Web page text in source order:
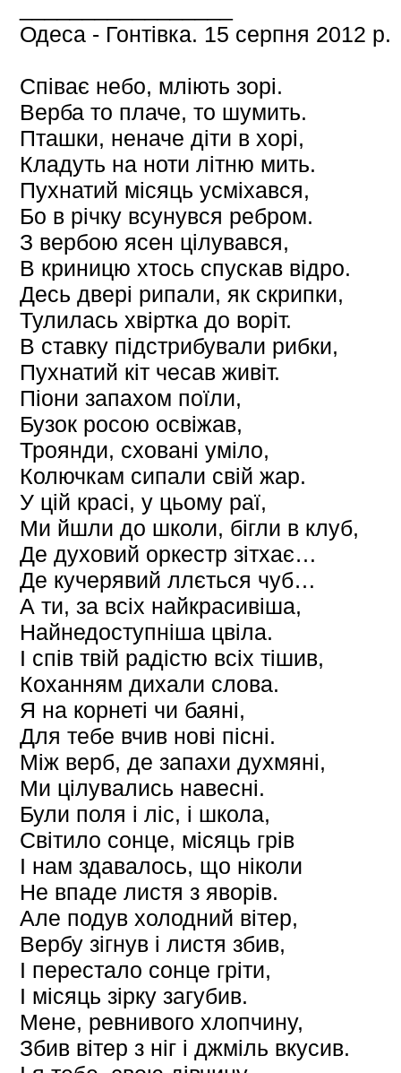
Одеса - Гонтівка. 15 серпня 2012 р.
Співає небо, мліють зорі.
Верба то плаче, то шумить.
Пташки, неначе діти в хорі,
Кладуть на ноти літню мить.
Пухнатий місяць усміхався,
Бо в річку всунувся ребром.
З вербою ясен цілувався,
В криницю хтось спускав відро.
Десь двері рипали, як скрипки,
Тулилась хвіртка до воріт.
В ставку підстрибували рибки,
Пухнатий кіт чесав живіт.
Піони запахом поїли,
Бузок росою освіжав,
Троянди, сховані уміло,
Колючкам сипали свій жар.
У цій красі, у цьому раї,
Ми йшли до школи, бігли в клуб,
Де духовий оркестр зітхає…
Де кучерявий ллється чуб…
А ти, за всіх найкрасивіша,
Найнедоступніша цвіла.
І спів твій радістю всіх тішив,
Коханням дихали слова.
Я на корнеті чи баяні,
Для тебе вчив нові пісні.
Між верб, де запахи духмяні,
Ми цілувались навесні.
Були поля і ліс, і школа,
Світило сонце, місяць грів
І нам здавалось, що ніколи
Не впаде листя з яворів.
Але подув холодний вітер,
Вербу зігнув і листя збив,
І перестало сонце гріти,
І місяць зірку загубив.
Мене, ревнивого хлопчину,
Збив вітер з ніг і джміль вкусив.